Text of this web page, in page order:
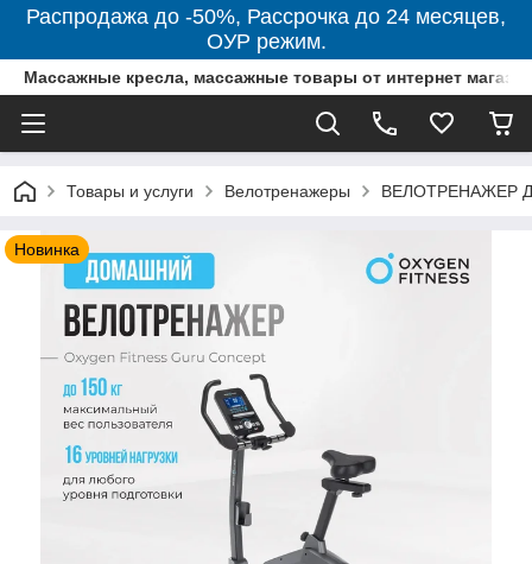
Распродажа до -50%, Рассрочка до 24 месяцев,
ОУР режим.
Массажные кресла, массажные товары от интернет
Товары и услуги Велотренажеры ВЕЛОТРЕНАЖЕР
Новинка